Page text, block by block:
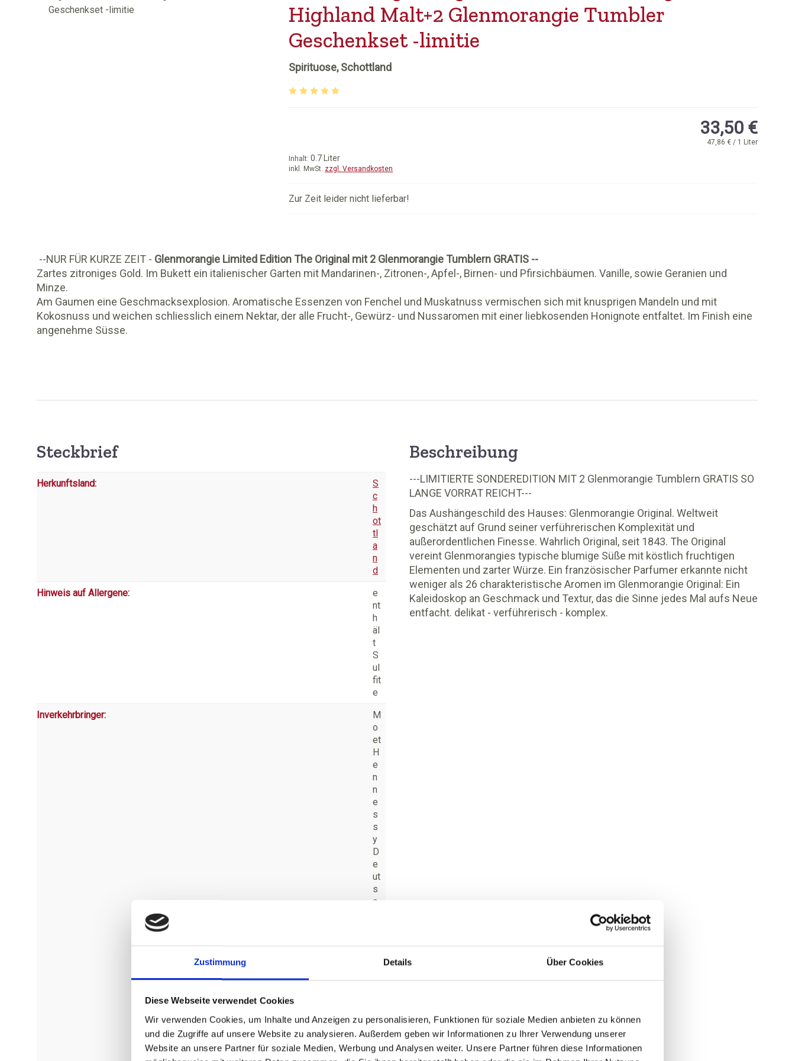
Zustimmung Details Über Cookies
Diese Webseite verwendet Cookies
Wir verwenden Cookies, um Inhalte und Anzeigen zu personalisieren, Funktionen für soziale Medien anbieten zu können
und die Zugriffe auf unsere Website zu analysieren. Außerdem geben wir Informationen zu Ihrer Verwendung unserer
Website an unsere Partner für soziale Medien, Werbung und Analysen weiter. Unsere Partner führen diese Informationen
--NUR FÜR KURZE ZEIT - Glenmorangie Limited Edition The Original mit 2 Glenmorangie Tumblern GRATIS --
Zartes zitroniges Gold. Im Bukett ein italienischer Garten mit Mandarinen-, Zitronen-, Apfel-, Birnen- und Pfirsichbäumen. Vanille, sowie Geranien und
Minze.
Am Gaumen eine Geschmacksexplosion. Aromatische Essenzen von Fenchel und Muskatnuss vermischen sich mit knusprigen Mandeln und mit
Kokosnuss und weichen schliesslich einem Nektar, der alle Frucht-, Gewürz- und Nussaromen mit einer liebkosenden Honignote entfaltet. Im Finish eine
angenehme Süsse.
Highland Malt+2 Glenmorangie Tumbler
Geschenkset -limitie
Spirituose, Schottland
33,50 €
47,86 € / 1 Liter
Inhalt:0.7 Liter
inkl. MwSt. zzgl. Versandkosten
Zur Zeit leider nicht lieferbar!
Steckbrief
Herkunftsland:
S
c
h
ot
tl
a
n
d
Hinweis auf Allergene:
e
nt
h
äl
t
S
ul
fit
e
Inverkehrbringer:
M
o
et
H
e
n
n
e
s
s
y
D
e
ut
s
c
ei
dl
st
Beschreibung
---LIMITIERTE SONDEREDITION MIT 2 Glenmorangie Tumblern GRATIS SO
LANGE VORRAT REICHT---
Das Aushängeschild des Hauses: Glenmorangie Original. Weltweit
geschätzt auf Grund seiner verführerischen Komplexität und
außerordentlichen Finesse. Wahrlich Original, seit 1843. The Original
vereint Glenmorangies typische blumige Süße mit köstlich fruchtigen
Elementen und zarter Würze. Ein französischer Parfumer erkannte nicht
weniger als 26 charakteristische Aromen im Glenmorangie Original: Ein
Kaleidoskop an Geschmack und Textur, das die Sinne jedes Mal aufs Neue
entfacht. delikat - verführerisch - komplex.